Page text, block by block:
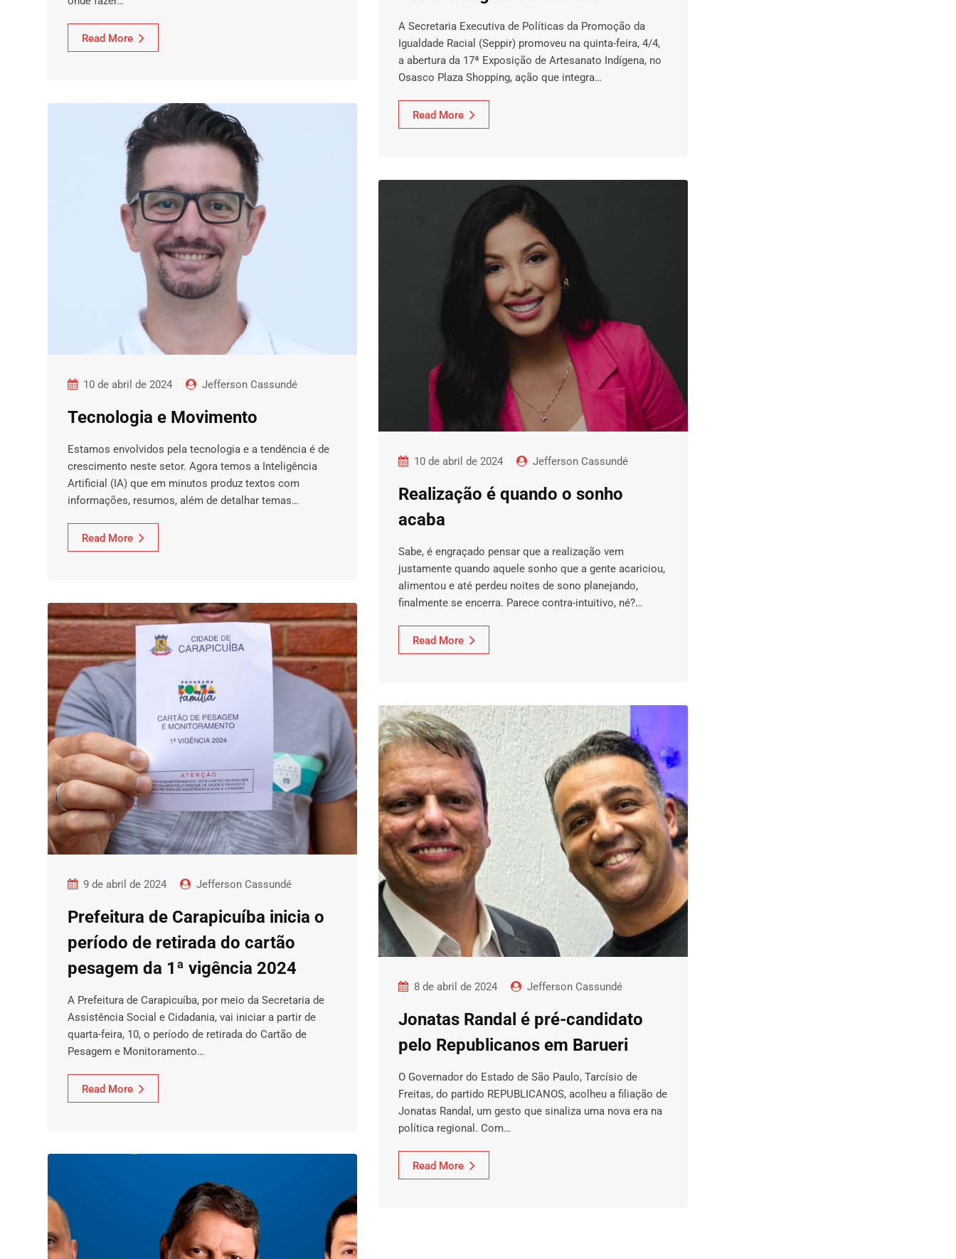
Read More
A Secretaria Executiva de Políticas da Promoção da
Igualdade Racial (Seppir) promoveu na quinta-feira, 4/4,
a abertura da 17ª Exposição de Artesanato Indígena, no
Osasco Plaza Shopping, ação que integra…
Read More
10 de abril de 2024 Jefferson Cassundé
Tecnologia e Movimento
Estamos envolvidos pela tecnologia e a tendência é de
crescimento neste setor. Agora temos a Inteligência
Artificial (IA) que em minutos produz textos com
informações, resumos, além de detalhar temas…
Read More
10 de abril de 2024 Jefferson Cassundé
Realização é quando o sonho
acaba
Sabe, é engraçado pensar que a realização vem
justamente quando aquele sonho que a gente acariciou,
alimentou e até perdeu noites de sono planejando,
finalmente se encerra. Parece contra-intuitivo, né?…
Read More
9 de abril de 2024 Jefferson Cassundé
Prefeitura de Carapicuíba inicia o
período de retirada do cartão
pesagem da 1ª vigência 2024
A Prefeitura de Carapicuíba, por meio da Secretaria de
Assistência Social e Cidadania, vai iniciar a partir de
quarta-feira, 10, o período de retirada do Cartão de
Pesagem e Monitoramento…
Read More
8 de abril de 2024 Jefferson Cassundé
Jonatas Randal é pré-candidato
pelo Republicanos em Barueri
O Governador do Estado de São Paulo, Tarcísio de
Freitas, do partido REPUBLICANOS, acolheu a filiação de
Jonatas Randal, um gesto que sinaliza uma nova era na
política regional. Com…
Read More